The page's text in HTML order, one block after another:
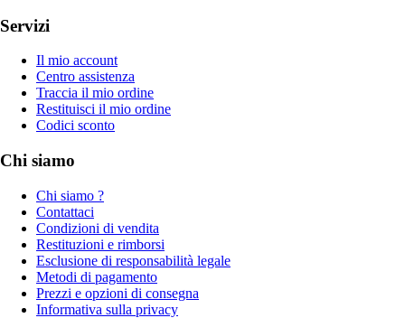
Servizi
Il mio account
Centro assistenza
Traccia il mio ordine
Restituisci il mio ordine
Codici sconto
Chi siamo
Chi siamo ?
Contattaci
Condizioni di vendita
Restituzioni e rimborsi
Esclusione di responsabilità legale
Metodi di pagamento
Prezzi e opzioni di consegna
Informativa sulla privacy